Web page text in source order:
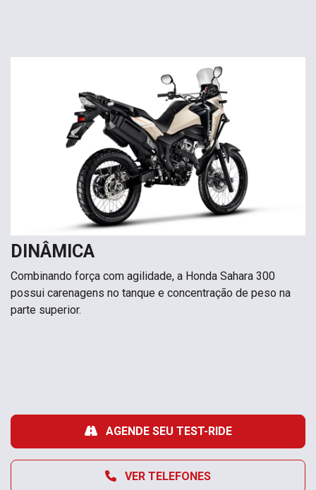
DINÂMICA
Combinando força com agilidade, a Honda Sahara 300
possui carenagens no tanque e concentração de peso na
parte superior.
VER TELEFONES
AGENDE SEU TEST-RIDE